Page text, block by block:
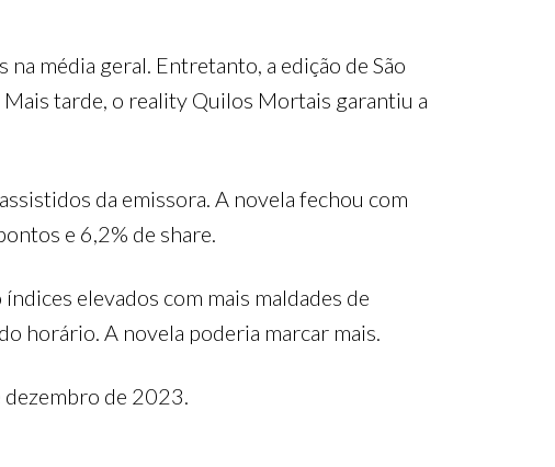
média geral. Entretanto, a edição de São
tarde, o reality Quilos Mortais garantiu a
da emissora. A novela fechou com
e 6,2% de share.
elevados com mais maldades de
horário. A novela poderia marcar mais.
dezembro de 2023.